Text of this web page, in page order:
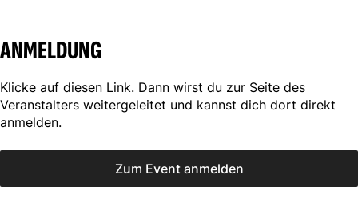
ANMELDUNG
Klicke auf diesen Link. Dann wirst du zur Seite des
Veranstalters weitergeleitet und kannst dich dort direkt
anmelden.
Zum Event anmelden